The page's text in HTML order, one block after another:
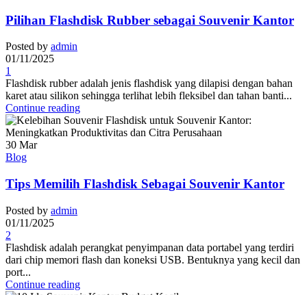
Pilihan Flashdisk Rubber sebagai Souvenir Kantor
Posted by admin
01/11/2025
1
Flashdisk rubber adalah jenis flashdisk yang dilapisi dengan bahan
karet atau silikon sehingga terlihat lebih fleksibel dan tahan banti...
Continue reading
30 Mar
Blog
Tips Memilih Flashdisk Sebagai Souvenir Kantor
Posted by admin
01/11/2025
2
Flashdisk adalah perangkat penyimpanan data portabel yang terdiri
dari chip memori flash dan koneksi USB. Bentuknya yang kecil dan
port...
Continue reading